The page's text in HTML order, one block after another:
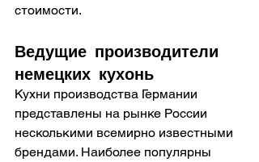
стоимости.
Ведущие производители
немецких кухонь
Кухни производства Германии
представлены на рынке России
несколькими всемирно известными
брендами. Наиболее популярны